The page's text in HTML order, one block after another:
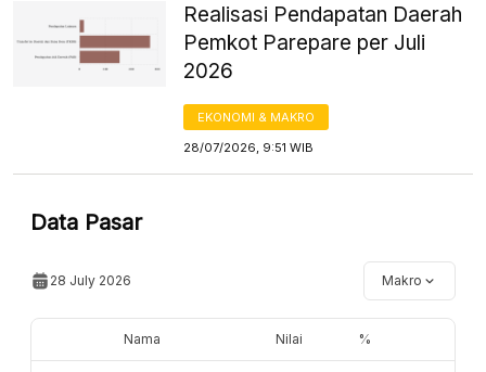
Realisasi Pendapatan Daerah
Pemkot Parepare per Juli
2026
EKONOMI & MAKRO
28/07/2026, 9:51 WIB
Data Pasar
28 July 2026 Makro
Nama Nilai %